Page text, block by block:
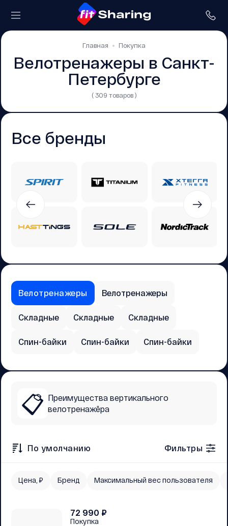
Главная Покупка
Велотренажеры в Санкт-
Петербурге
( 309 товаров )
Все бренды
Велотренажеры Велотренажеры
Складные Складные Складные
Спин-байки Спин-байки Спин-байки
📋 Преимущества вертикального
велотренажёра
По умолчанию Фильтры
Цена, ₽ Бренд Максимальный вес пользователя
72 990 ₽
Покупка